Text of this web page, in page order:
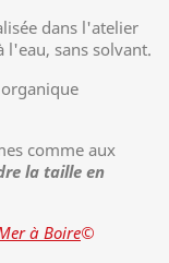
dans l'atelier
l'eau, sans solvant.
comme aux
la taille en
à Boire©